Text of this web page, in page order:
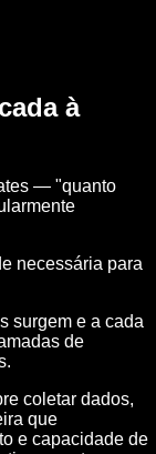
à
— "quanto
necessária para
surgem e a cada
de
coletar dados,
que
e capacidade de